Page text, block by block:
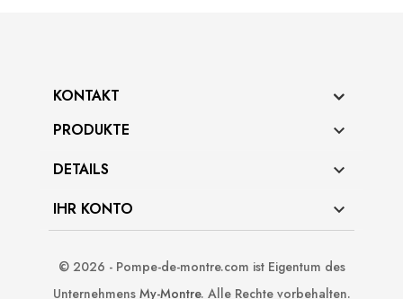
KONTAKT
PRODUKTE

DETAILS 
IHR KONTO 
© 2026 - Pompe-de-montre.com ist Eigentum des
Unternehmens My-Montre. Alle Rechte vorbehalten.